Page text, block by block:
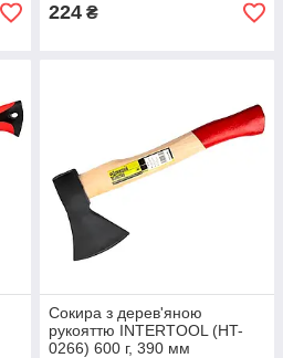
224 ₴
Сокира з дерев'яною
рукояттю INTERTOOL (HT-
0266) 600 г, 390 мм